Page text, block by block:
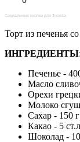
Социальные кнопки для Joomla
Торт из печенья
ИНГРЕДИЕНТЫ:
Печенье -
Масло
Орехи
Молоко
Сахар - 150
Какао - 5
Шоколад -